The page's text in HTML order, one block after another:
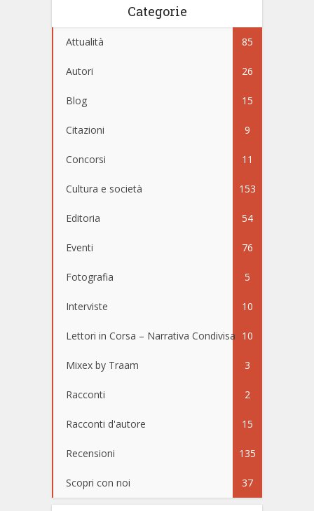
Categorie
Attualità 85
Autori 26
Blog 15
Citazioni 9
Concorsi 11
Cultura e società 153
Editoria 54
Eventi 76
Fotografia 5
Interviste 10
Lettori in Corsa – Narrativa Condivisa 10
Mixex by Traam 3
Racconti 2
Racconti d'autore 15
Recensioni 135
Scopri con noi 37